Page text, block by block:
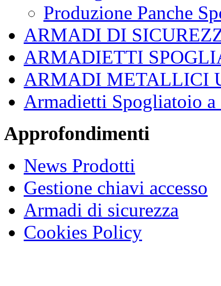
Produzione Panche
ARMADI DI
ARMADIETTI
ARMADI METALLICI
Armadietti Spogliatoio a
Approfondimenti
News Prodotti
Gestione chiavi accesso
Armadi di sicurezza
Cookies Policy